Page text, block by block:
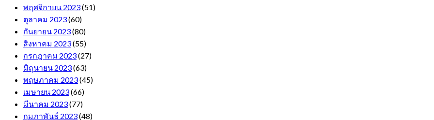
พฤศจิกายน 2023(51)
ตุลาคม 2023(60)
กันยายน 2023(80)
สิงหาคม 2023(55)
กรกฎาคม 2023(27)
มิถุนายน 2023(63)
พฤษภาคม 2023(45)
เมษายน 2023(66)
มีนาคม 2023(77)
กุมภาพันธ์ 2023(48)